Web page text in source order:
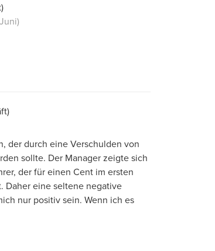
der durch eine Verschulden von
sollte. Der Manager zeigte sich
der für einen Cent im ersten
Daher eine seltene negative
nur positiv sein. Wenn ich es